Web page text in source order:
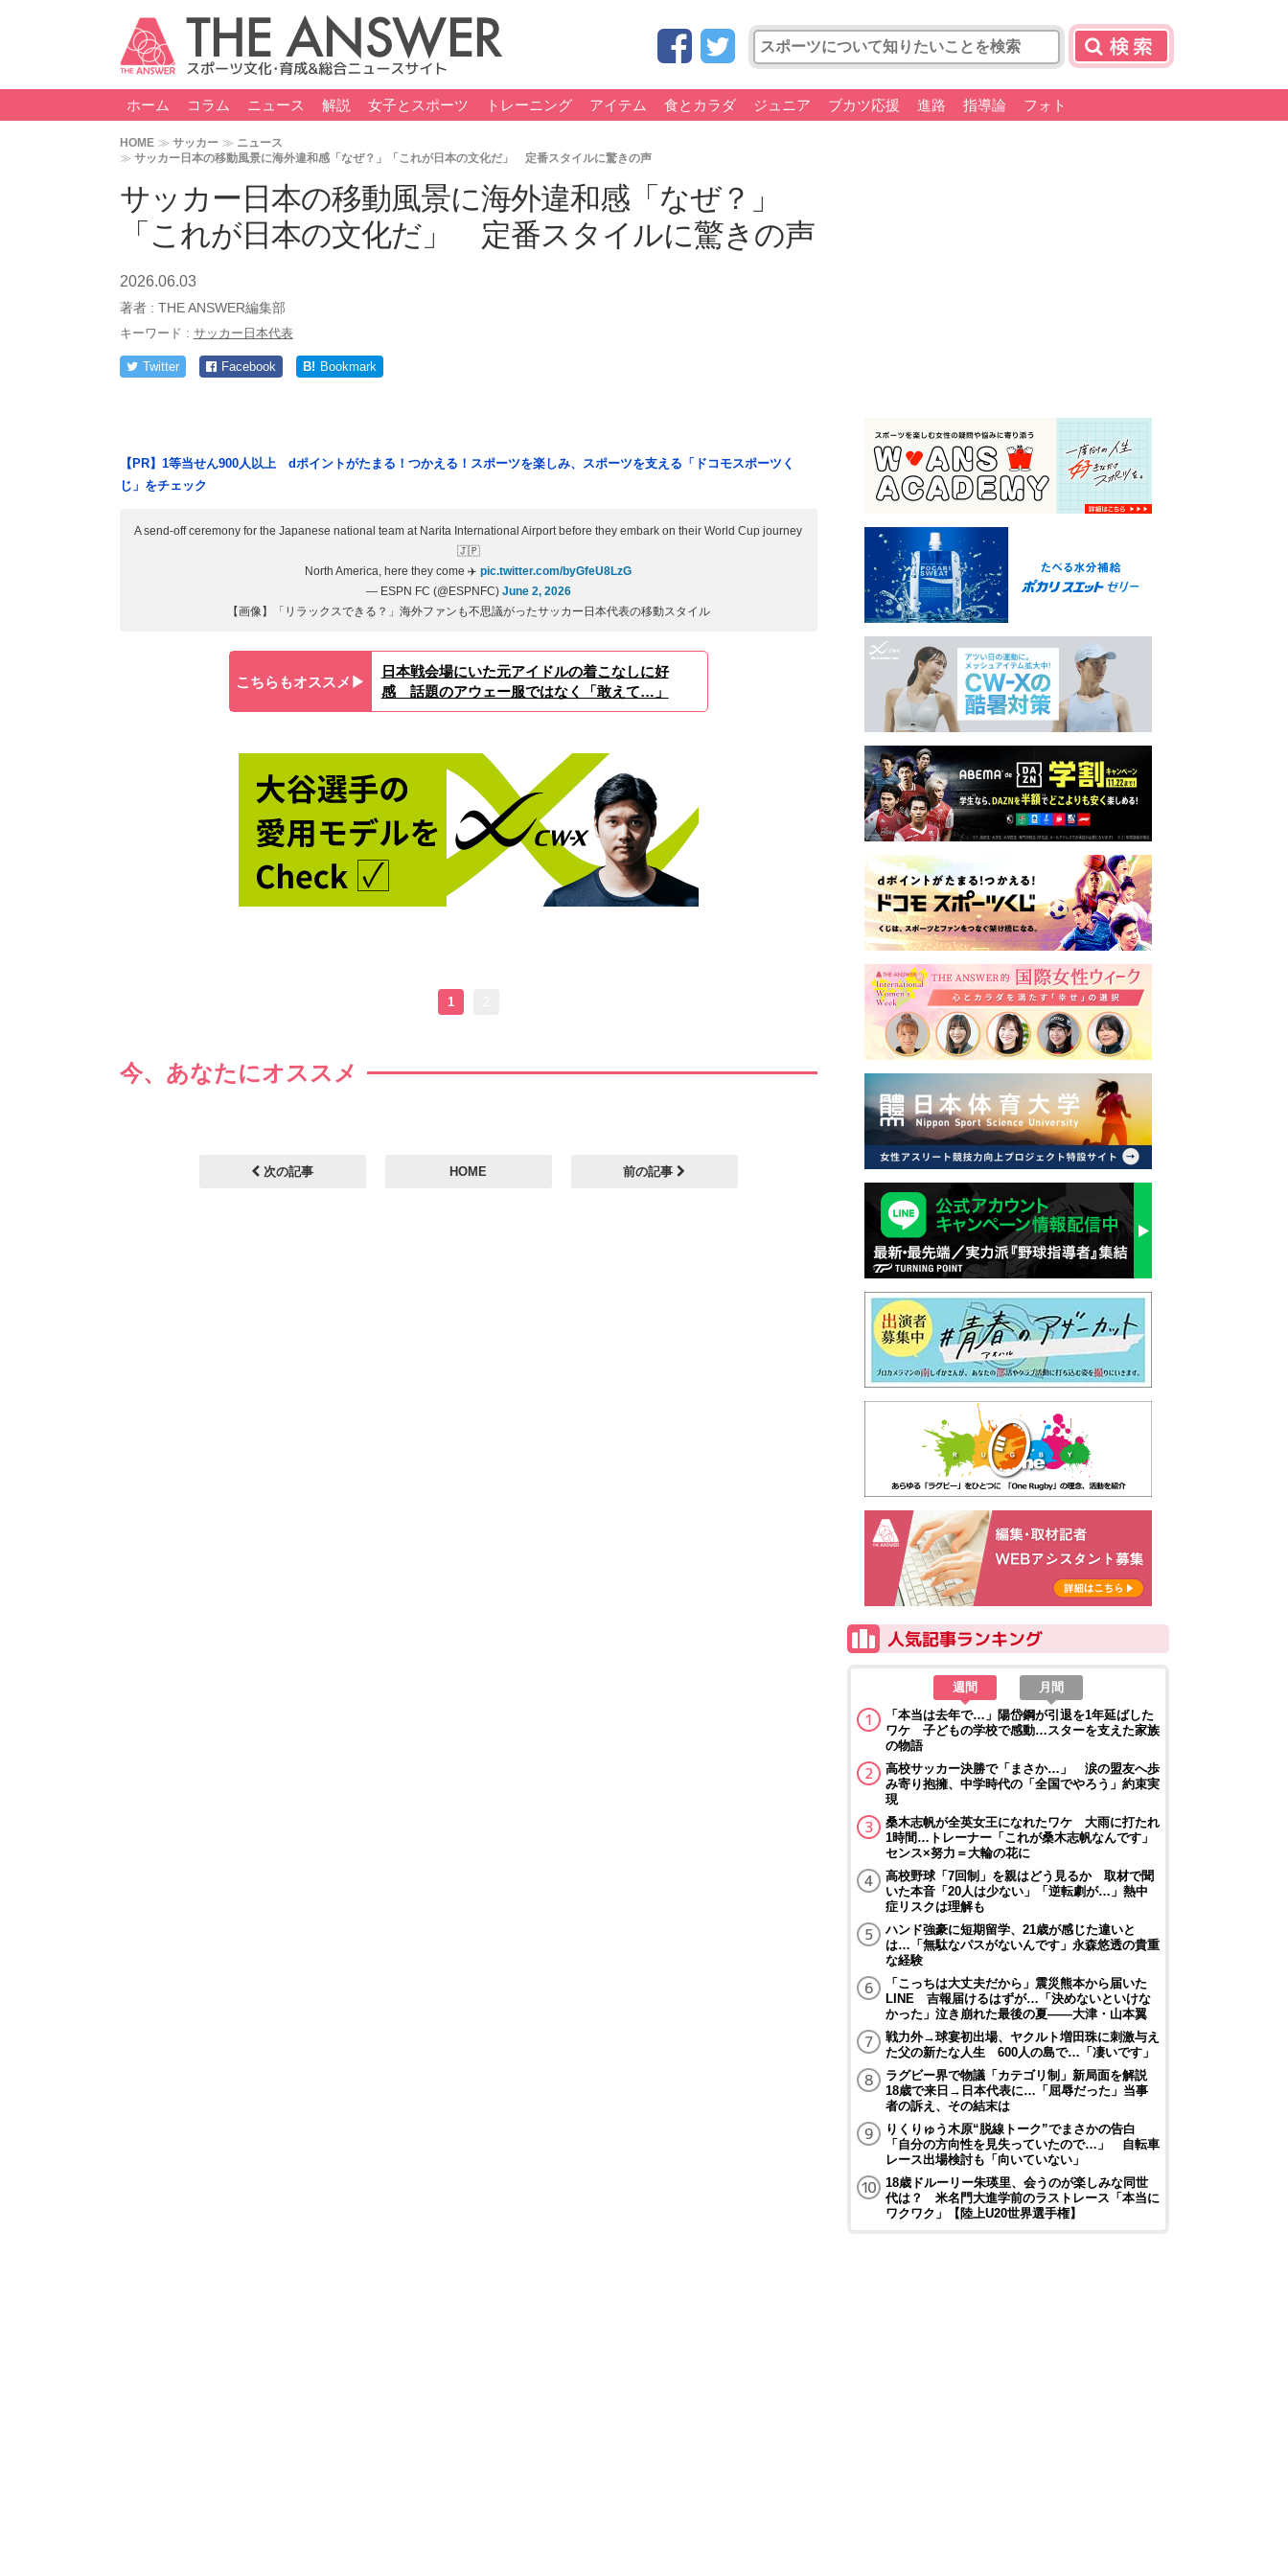
ホーム コラム ニュース 解説 女子とスポーツ トレーニング アイテム 食とカラダ ジュニア ブカツ応援 進路 指導論 フォト
HOME サッカー
ニュース
サッカー日本の移動風景に海外違和感「なぜ？」「これが日本の文化だ」 定番スタイルに驚きの声
サッカー日本の移動風景に海外違和感「なぜ？」
「これが日本の文化だ」 定番スタイルに驚きの声
2026.06.03
著者 : THE ANSWER編集部
キーワード : サッカー日本代表
Twitter Facebook B! Bookmark
【PR】1等当せん900人以上 dポイントがたまる！つかえる！スポーツを楽しみ、スポーツを支える「ドコモスポーツく
じ」をチェック
A send-off ceremony for the Japanese national team at Narita International Airport before they embark on their World Cup journey
🇯🇵
North America, here they come ✈️ pic.twitter.com/byGfeU8LzG
— ESPN FC (@ESPNFC) June 2, 2026
【画像】「リラックスできる？」海外ファンも不思議がったサッカー日本代表の移動スタイル
こちらもオススメ▶︎
日本戦会場にいた元アイドルの着こなしに好
感 話題のアウェー服ではなく「敢えて…」
1
今、あなたにオススメ
次の記事 HOME 前の記事
週間
月間
「本当は去年で…」陽岱鋼が引退を1年延ばした
ワケ 子どもの学校で感動…スターを支えた家族
の物語
高校サッカー決勝で「まさか…」 涙の盟友へ歩
み寄り抱擁、中学時代の「全国でやろう」約束実
現
桑木志帆が全英女王になれたワケ 大雨に打たれ
1時間…トレーナー「これが桑木志帆なんです」
センス×努力＝大輪の花に
高校野球「7回制」を親はどう見るか 取材で聞
いた本音「20人は少ない」「逆転劇が…」熱中
症リスクは理解も
ハンド強豪に短期留学、21歳が感じた違いと
は…「無駄なパスがないんです」永森悠透の貴重
な経験
「こっちは大丈夫だから」震災熊本から届いた
LINE 吉報届けるはずが…「決めないといけな
かった」泣き崩れた最後の夏――大津・山本翼
戦力外→球宴初出場、ヤクルト増田珠に刺激与え
た父の新たな人生 600人の島で…「凄いです」
ラグビー界で物議「カテゴリ制」新局面を解説
18歳で来日→日本代表に…「屈辱だった」当事
者の訴え、その結末は
りくりゅう木原“脱線トーク”でまさかの告白
「自分の方向性を見失っていたので…」 自転車
レース出場検討も「向いていない」
18歳ドルーリー朱瑛里、会うのが楽しみな同世
代は？ 米名門大進学前のラストレース「本当に
ワクワク」【陸上U20世界選手権】